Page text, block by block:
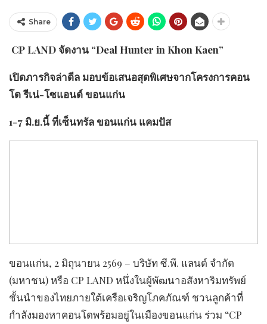
Share
CP LAND จัดงาน “Deal Hunter in Khon Kaen”
เปิดภารกิจล่าดีล มอบข้อเสนอสุดพิเศษจากโครงการคอน
โด รีเน่-โซแอนด์ ขอนแก่น
1-7 มิ.ย.นี้ ที่เซ็นทรัล ขอนแก่น แคมปัส
ขอนแก่น, 2 มิถุนายน 2569 – บริษัท ซี.พี. แลนด์ จำกัด
(มหาชน) หรือ CP LAND หนึ่งในผู้พัฒนาอสังหาริมทรัพย์
ชั้นนำของไทยภายใต้เครือเจริญโภคภัณฑ์ ชวนลูกค้าที่
กำลังมองหาคอนโดพร้อมอยู่ในเมืองขอนแก่น ร่วม “CP